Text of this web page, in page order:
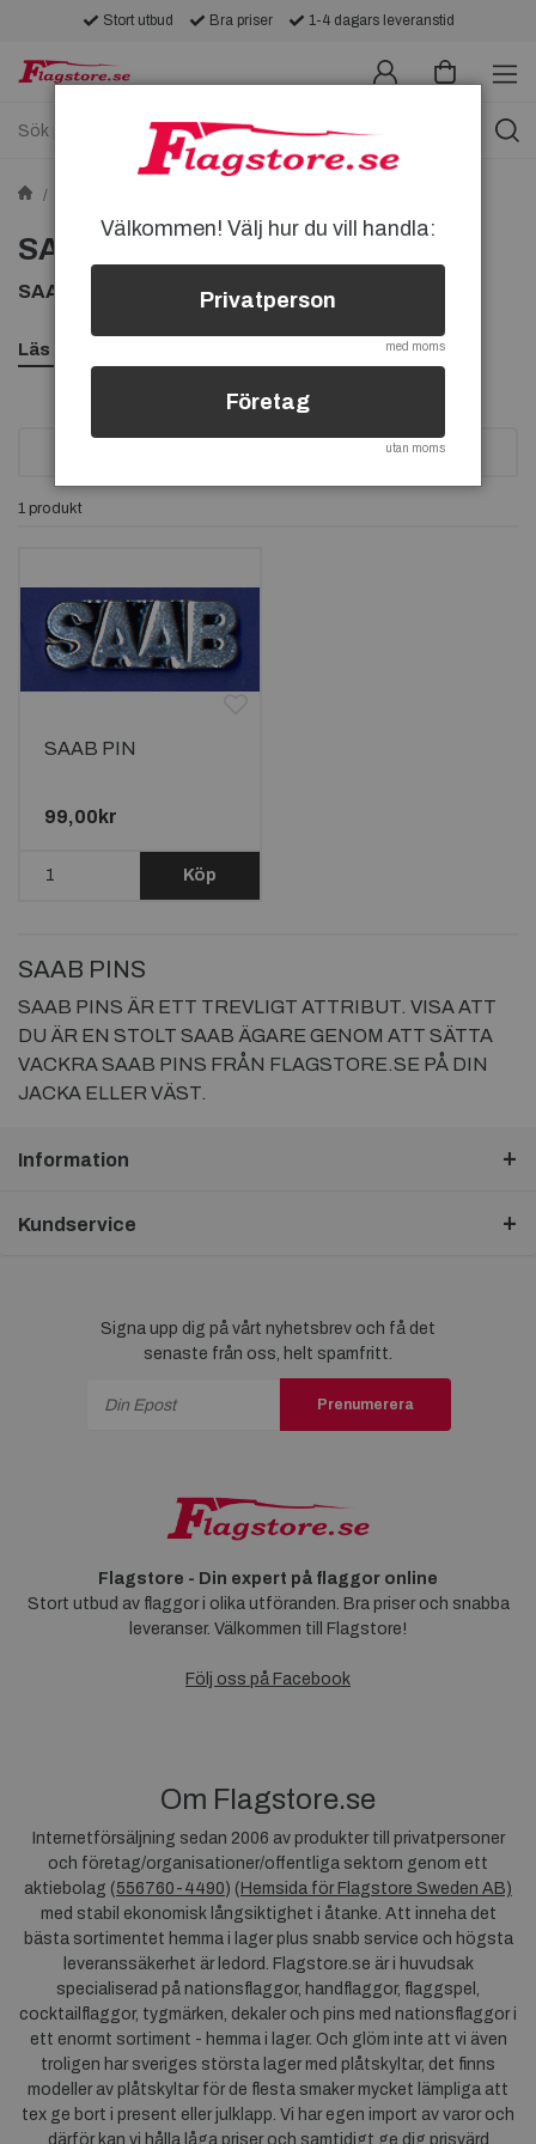
Stort utbud Bra priser 1-4 dagars leveranstid
SAAB-pins
SAAB PINS, KÖP PIN MED SAAB PÅ
Läs mer
1 produkt
SAAB PIN
99,00kr
Köp
SAAB PINS
SAAB PINS ÄR ETT TREVLIGT ATTRIBUT. VISA ATT
DU ÄR EN STOLT SAAB ÄGARE GENOM ATT SÄTTA
VACKRA SAAB PINS FRÅN FLAGSTORE.SE PÅ DIN
JACKA ELLER VÄST.
Information
Kundservice
Signa upp dig på vårt nyhetsbrev och få det
senaste från oss, helt spamfritt.
Prenumerera
Flagstore - Din expert på flaggor online
Stort utbud av flaggor i olika utföranden. Bra priser och snabba
leveranser. Välkommen till Flagstore!
Följ oss på Facebook
Om Flagstore.se
Internetförsäljning sedan 2006 av produkter till privatpersoner
och företag/organisationer/offentliga sektorn genom ett
aktiebolag (556760-4490) ( Hemsida för Flagstore Sweden AB)
med stabil ekonomisk långsiktighet i åtanke. Att inneha det
bästa sortimentet hemma i lager plus snabb service och högsta
leveranssäkerhet är ledord. Flagstore.se är i huvudsak
specialiserad på nationsflaggor, handflaggor, flaggspel,
cocktailflaggor, tygmärken, dekaler och pins med nationsflaggor i
ett enormt sortiment - hemma i lager. Och glöm inte att vi även
troligen har sveriges största lager med plåtskyltar, det finns
modeller av plåtskyltar för de flesta smaker mycket lämpliga att
tex ge bort i present eller julklapp. Vi har egen import av varor och
därför kan vi hålla låga priser och samtidigt ge dig prisvärd
Välkommen! Välj hur du vill handla:
Privatperson
med moms
Företag
utan moms